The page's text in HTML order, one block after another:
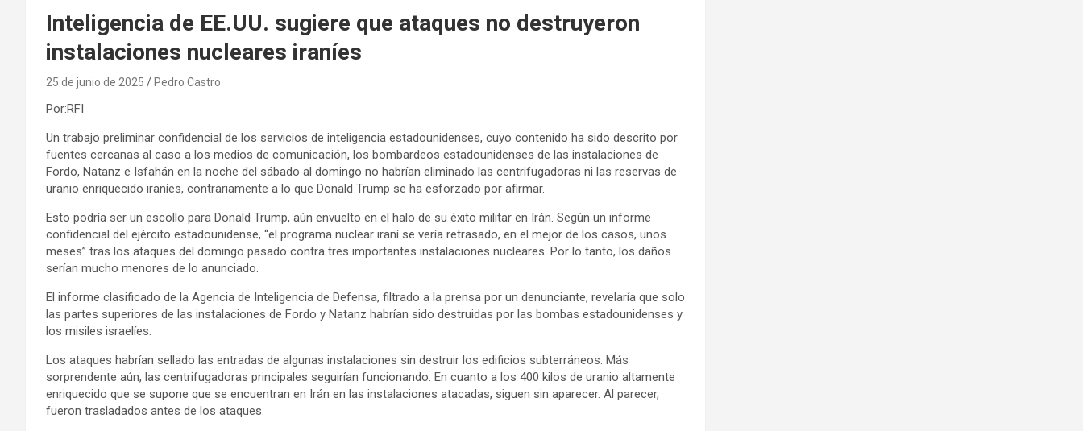
Inteligencia de EE.UU. sugiere que ataques no destruyeron
instalaciones nucleares iraníes
25 de junio de 2025 Pedro Castro
Por:RFI
Un trabajo preliminar confidencial de los servicios de inteligencia estadounidenses, cuyo contenido ha sido descrito por
fuentes cercanas al caso a los medios de comunicación, los bombardeos estadounidenses de las instalaciones de
Fordo, Natanz e Isfahán en la noche del sábado al domingo no habrían eliminado las centrifugadoras ni las reservas de
uranio enriquecido iraníes, contrariamente a lo que Donald Trump se ha esforzado por afirmar.
Esto podría ser un escollo para Donald Trump, aún envuelto en el halo de su éxito militar en Irán. Según un informe
confidencial del ejército estadounidense, “el programa nuclear iraní se vería retrasado, en el mejor de los casos, unos
meses” tras los ataques del domingo pasado contra tres importantes instalaciones nucleares. Por lo tanto, los daños
serían mucho menores de lo anunciado.
El informe clasificado de la Agencia de Inteligencia de Defensa, filtrado a la prensa por un denunciante, revelaría que solo
las partes superiores de las instalaciones de Fordo y Natanz habrían sido destruidas por las bombas estadounidenses y
los misiles israelíes.
Los ataques habrían sellado las entradas de algunas instalaciones sin destruir los edificios subterráneos. Más
sorprendente aún, las centrifugadoras principales seguirían funcionando. En cuanto a los 400 kilos de uranio altamente
enriquecido que se supone que se encuentran en Irán en las instalaciones atacadas, siguen sin aparecer. Al parecer,
fueron trasladados antes de los ataques.